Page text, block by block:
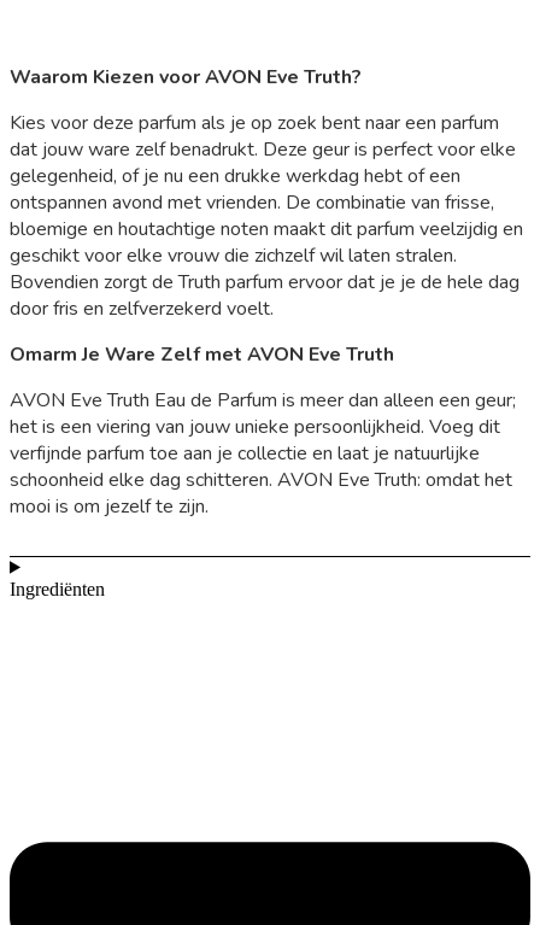
Waarom Kiezen voor AVON Eve Truth?
Kies voor deze parfum als je op zoek bent naar een parfum
dat jouw ware zelf benadrukt. Deze geur is perfect voor elke
gelegenheid, of je nu een drukke werkdag hebt of een
ontspannen avond met vrienden. De combinatie van frisse,
bloemige en houtachtige noten maakt dit parfum veelzijdig en
geschikt voor elke vrouw die zichzelf wil laten stralen.
Bovendien zorgt de Truth parfum ervoor dat je je de hele dag
door fris en zelfverzekerd voelt.
Omarm Je Ware Zelf met AVON Eve Truth
AVON Eve Truth Eau de Parfum is meer dan alleen een geur;
het is een viering van jouw unieke persoonlijkheid. Voeg dit
verfijnde parfum toe aan je collectie en laat je natuurlijke
schoonheid elke dag schitteren. AVON Eve Truth: omdat het
mooi is om jezelf te zijn.
Ingrediënten